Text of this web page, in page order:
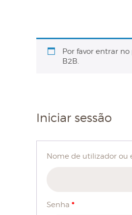
Por favor entrar no
B2B.
Iniciar sessão
Nome de utilizador ou
Senha *